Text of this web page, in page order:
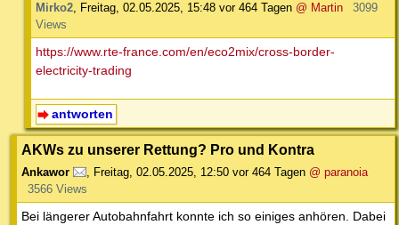
Mirko2, Freitag, 02.05.2025, 15:48 vor 464 Tagen @ Martin
3099
Views
https://www.rte-france.com/en/eco2mix/cross-border-
electricity-trading
antworten
AKWs zu unserer Rettung? Pro und Kontra
Ankawor , Freitag, 02.05.2025, 12:50 vor 464 Tagen @ paranoia
3566 Views
Bei längerer Autobahnfahrt konnte ich so einiges anhören. Dabei